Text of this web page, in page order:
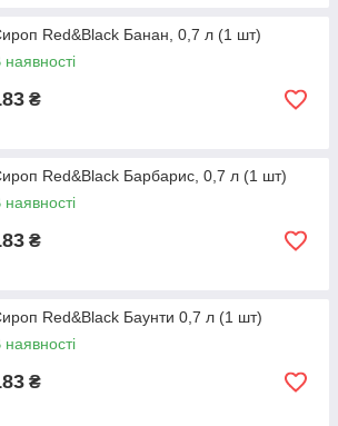
Red&Black Банан, 0,7 л (1 шт)
наявності
₴
Red&Black Барбарис, 0,7 л (1 шт)
наявності
₴
Red&Black Баунти 0,7 л (1 шт)
наявності
₴